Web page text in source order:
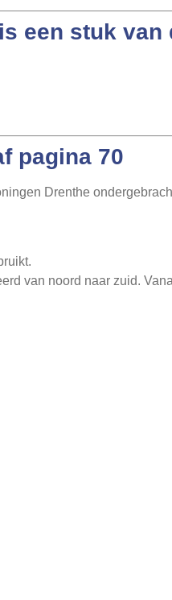
een stuk van
pagina 70
Drenthe
van noord naar zuid.